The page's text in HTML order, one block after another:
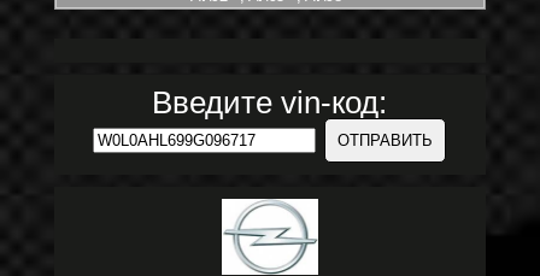
Введите vin-код: